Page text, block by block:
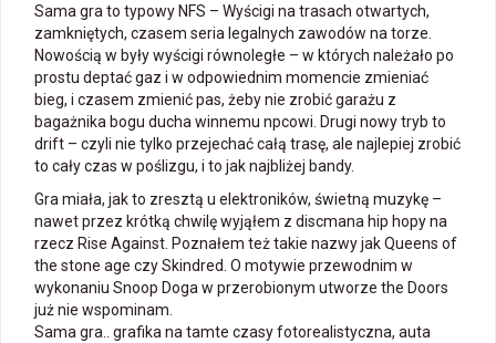
Sama gra to typowy NFS – Wyścigi na trasach otwartych,
zamkniętych, czasem seria legalnych zawodów na torze.
Nowością w były wyścigi równoległe – w których należało po
prostu deptać gaz i w odpowiednim momencie zmieniać
bieg, i czasem zmienić pas, żeby nie zrobić garażu z
bagażnika bogu ducha winnemu npcowi. Drugi nowy tryb to
drift – czyli nie tylko przejechać całą trasę, ale najlepiej zrobić
to cały czas w poślizgu, i to jak najbliżej bandy.
Gra miała, jak to zresztą u elektroników, świetną muzykę –
nawet przez krótką chwilę wyjąłem z discmana hip hopy na
rzecz Rise Against. Poznałem też takie nazwy jak Queens of
the stone age czy Skindred. O motywie przewodnim w
wykonaniu Snoop Doga w przerobionym utworze the Doors
już nie wspominam.
Sama gra.. grafika na tamte czasy fotorealistyczna, auta